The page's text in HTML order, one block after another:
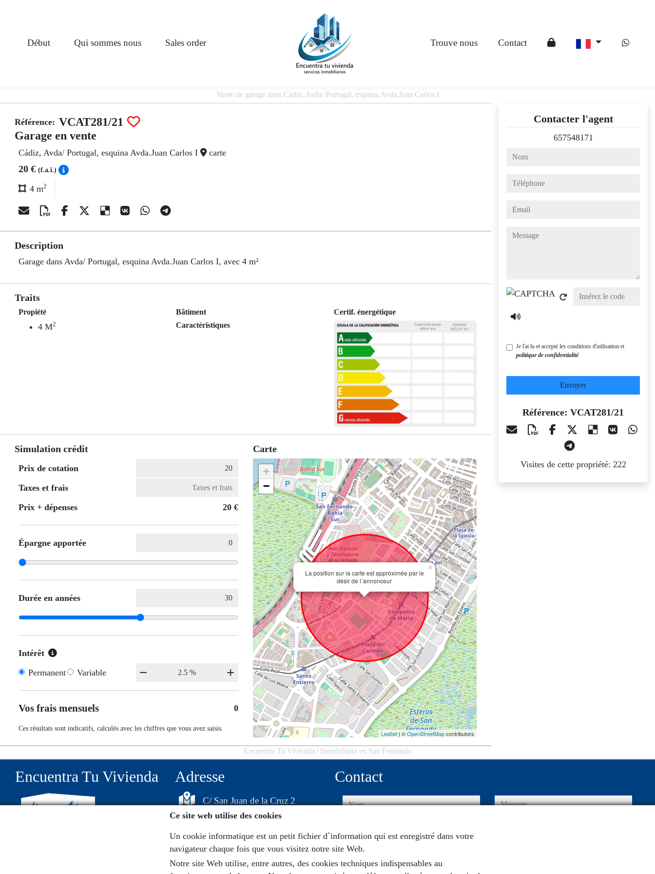
Début Qui sommes nous Sales order Trouve nous Contact
Vente de garage dans Cádiz, Avda/ Portugal, esquina Avda.Juan Carlos I
Référence: VCAT281/21
Garage en vente
Cádiz, Avda/ Portugal, esquina Avda.Juan Carlos I carte
20 € (f.a.i.)
4 m2
Description
Garage dans Avda/ Portugal, esquina Avda.Juan Carlos I, avec 4 m²
Traits
Propiété
4 M2
Bâtiment
Caractéristiques
Certif. énergétique
Simulation crédit
Prix de cotation
Taxes et frais
Prix ​​+ dépenses
20 €
Épargne apportée
Durée en années
Intérêt
Permanent
Variable
Vos frais mensuels 0
Ces résultats sont indicatifs, calculés avec les chiffres que vous avez saisis.
Carte
La position sur la carte est approximée par le
désir de l´annonceur
×
+
−
Leaflet| ©OpenStreetMapcontributors
Contacter l'agent
657548171
nom
téléphone
email
message
Captcha
Je l'ai lu et accepté les conditions d'utilisation et
politique de confidentialité
Envoyer
Référence: VCAT281/21
Visites de cette propriété: 222
Encuentra Tu Vivienda | Inmobiliaria en San Fernando
Encuentra Tu Vivienda Adresse
C/ San Juan de la Cruz 2
11100 San Fernando
Contact
nom
email
message
Ce site web utilise des cookies
Un cookie informatique est un petit fichier d`information qui est enregistré dans votre
navigateur chaque fois que vous visitez notre site Web.
Notre site Web utilise, entre autres, des cookies techniques indispensables au